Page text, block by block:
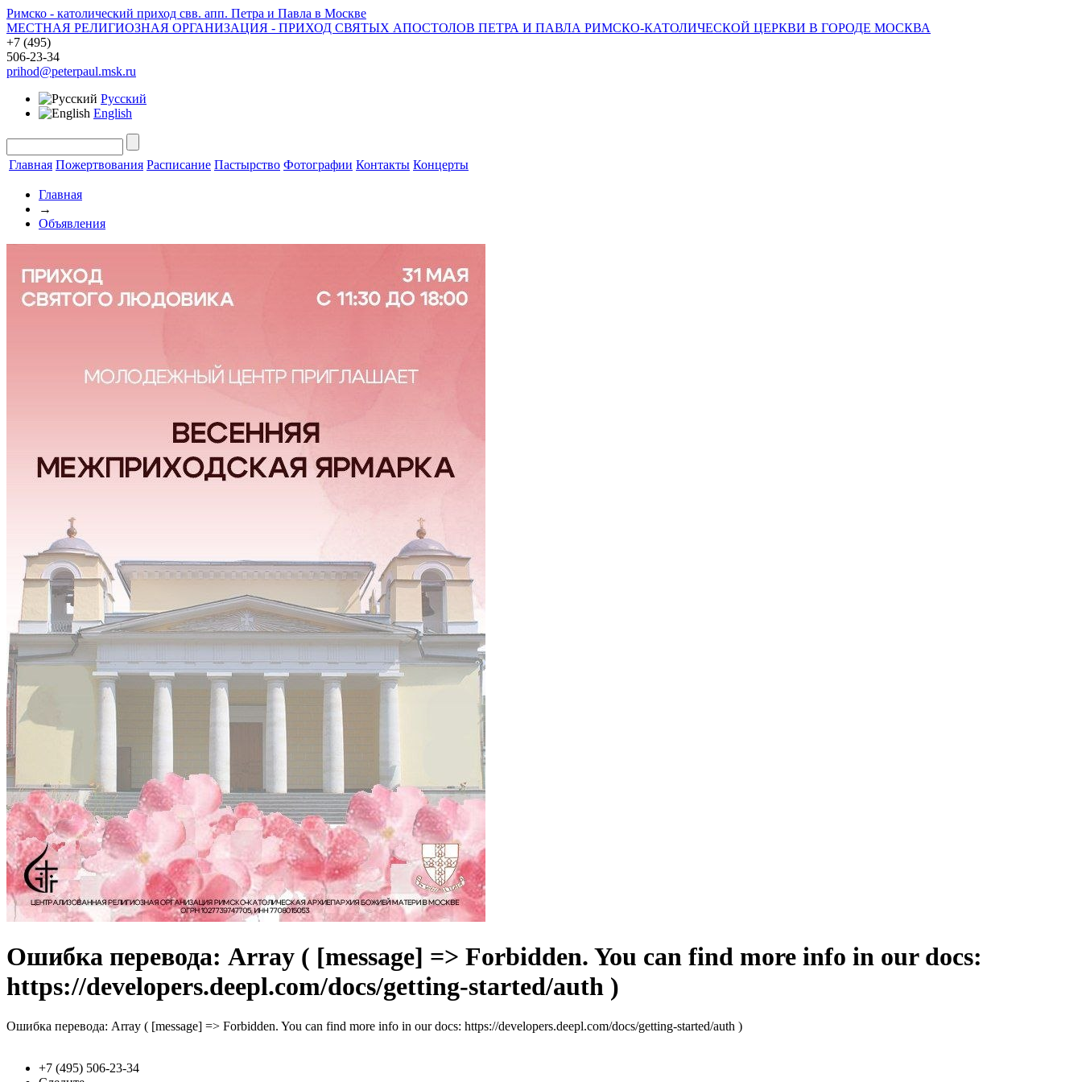
Римско - католический приход свв. апп. Петра и Павла в Москве
МЕСТНАЯ РЕЛИГИОЗНАЯ ОРГАНИЗАЦИЯ - ПРИХОД СВЯТЫХ АПОСТОЛОВ ПЕТРА И ПАВЛА РИМСКО-КАТОЛИЧЕСКОЙ ЦЕРКВИ В ГОРОДЕ МОСКВА
+7 (495)
506-23-34
prihod@peterpaul.msk.ru
Русский
English
Главная Пожертвования Расписание Пастырство Фотографии Контакты Концерты
Главная
→
Объявления
Ошибка перевода: Array ( [message] => Forbidden. You can find more info in our docs:
https://developers.deepl.com/docs/getting-started/auth )
Ошибка перевода: Array ( [message] => Forbidden. You can find more info in our docs: https://developers.deepl.com/docs/getting-started/auth )
+7 (495) 506-23-34